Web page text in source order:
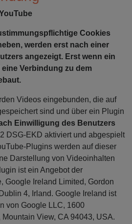
Cookies
werden erst nach einer
angezeigt. Erst wenn ein
Verbindung zu dem
Videos eingebunden, die auf
sind und über ein Plugin
Einwilligung des Benutzers
DSG-EKD aktiviert und abgespielt
Plugins werden auf dieser
Darstellung von Videoinhalten
ist ein Angebot der
Google Ireland Limited, Gordon
4, Irland. Google Ireland ist
von Google LLC, 1600
View, CA 94043, USA.